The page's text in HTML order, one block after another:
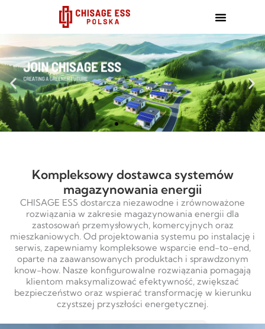
Kompleksowy dostawca systemów
magazynowania energii
CHISAGE ESS dostarcza niezawodne i zrównoważone
rozwiązania w zakresie magazynowania energii dla
zastosowań przemysłowych, komercyjnych oraz
mieszkaniowych. Od projektowania systemu po instalację i
serwis, zapewniamy kompleksowe wsparcie end-to-end,
oparte na zaawansowanych produktach i sprawdzonym
know-how. Nasze konfigurowalne rozwiązania pomagają
klientom maksymalizować efektywność, zwiększać
bezpieczeństwo oraz wspierać transformację w kierunku
czystszej przyszłości energetycznej.